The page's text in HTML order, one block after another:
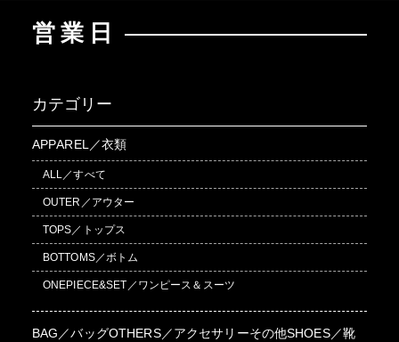
営業日
カテゴリー
APPAREL／衣類
ALL／すべて
OUTER／アウター
TOPS／トップス
BOTTOMS／ボトム
ONEPIECE&SET／ワンピース＆スーツ
BAG／バッグOTHERS／アクセサリーその他SHOES／靴